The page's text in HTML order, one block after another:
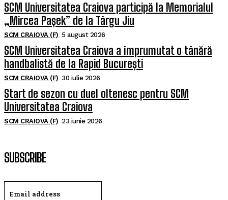
SCM Universitatea Craiova participă la Memorialul
„Mircea Pașek” de la Târgu Jiu
SCM CRAIOVA (F) 5 august 2026
SCM Universitatea Craiova a împrumutat o tânără
handbalistă de la Rapid București
SCM CRAIOVA (F) 30 iulie 2026
Start de sezon cu duel oltenesc pentru SCM
Universitatea Craiova
SCM CRAIOVA (F) 23 iunie 2026
SUBSCRIBE